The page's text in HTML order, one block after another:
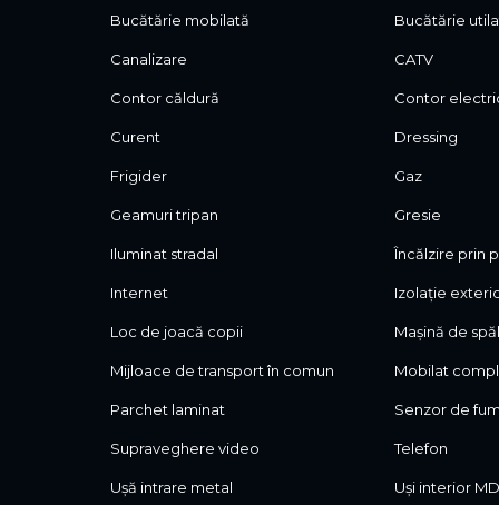
Bucătărie mobilată Bucătărie
Canalizare CATV
Contor căldură Contor
Curent Dressing
Frigider Gaz
Geamuri tripan Gresie
Iluminat stradal Încălzire prin
Internet Izolație
Loc de joacă copii Mașină de
Mijloace de transport în comun Mobilat
Parchet laminat Senzor de fum
Supraveghere video Telefon
Ușă intrare metal Uși interior